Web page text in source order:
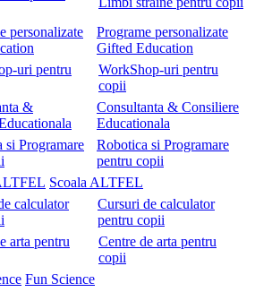
Programe personalizate
Gifted Education
WorkShop-uri pentru
copii
Consultanta & Consiliere
Educationala
Robotica si Programare
pentru copii
Scoala ALTFEL
Cursuri de calculator
pentru copii
Centre de arta pentru
copii
Fun Science